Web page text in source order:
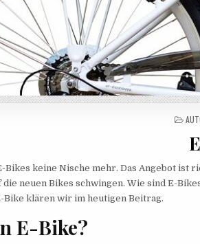
keine Nische mehr. Das Angebot
die neuen Bikes schwingen. Wie sind E-
Bike klären wir im heutigen Beitrag.
E-Bike?